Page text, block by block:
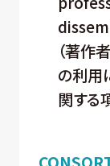
（著作
の利用
関する